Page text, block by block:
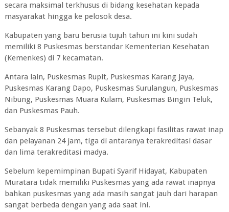
secara maksimal terkhusus di bidang kesehatan kepada
masyarakat hingga ke pelosok desa.
Kabupaten yang baru berusia tujuh tahun ini kini sudah
memiliki 8 Puskesmas berstandar Kementerian Kesehatan
(Kemenkes) di 7 kecamatan.
Antara lain, Puskesmas Rupit, Puskesmas Karang Jaya,
Puskesmas Karang Dapo, Puskesmas Surulangun, Puskesmas
Nibung, Puskesmas Muara Kulam, Puskesmas Bingin Teluk,
dan Puskesmas Pauh.
Sebanyak 8 Puskesmas tersebut dilengkapi fasilitas rawat inap
dan pelayanan 24 jam, tiga di antaranya terakreditasi dasar
dan lima terakreditasi madya.
Sebelum kepemimpinan Bupati Syarif Hidayat, Kabupaten
Muratara tidak memiliki Puskesmas yang ada rawat inapnya
bahkan puskesmas yang ada masih sangat jauh dari harapan
sangat berbeda dengan yang ada saat ini.